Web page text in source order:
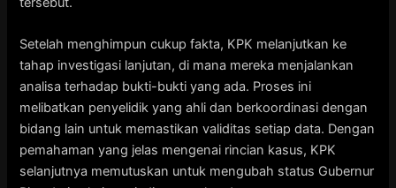
Setelah menghimpun cukup fakta, KPK melanjutkan ke
tahap investigasi lanjutan, di mana mereka menjalankan
analisa terhadap bukti-bukti yang ada. Proses ini
melibatkan penyelidik yang ahli dan berkoordinasi dengan
bidang lain untuk memastikan validitas setiap data. Dengan
pemahaman yang jelas mengenai rincian kasus, KPK
selanjutnya memutuskan untuk mengubah status Gubernur